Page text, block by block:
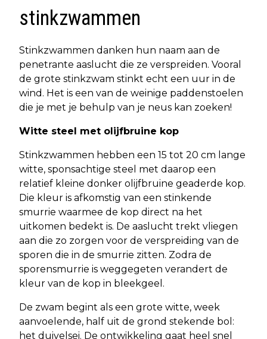
stinkzwammen
Stinkzwammen danken hun naam aan de
penetrante aaslucht die ze verspreiden. Vooral
de grote stinkzwam stinkt echt een uur in de
wind. Het is een van de weinige paddenstoelen
die je met je behulp van je neus kan zoeken!
Witte steel met olijfbruine kop
Stinkzwammen hebben een 15 tot 20 cm lange
witte, sponsachtige steel met daarop een
relatief kleine donker olijfbruine geaderde kop.
Die kleur is afkomstig van een stinkende
smurrie waarmee de kop direct na het
uitkomen bedekt is. De aaslucht trekt vliegen
aan die zo zorgen voor de verspreiding van de
sporen die in de smurrie zitten. Zodra de
sporensmurrie is weggegeten verandert de
kleur van de kop in bleekgeel.
De zwam begint als een grote witte, week
aanvoelende, half uit de grond stekende bol:
het duivelsei. De ontwikkeling gaat heel snel